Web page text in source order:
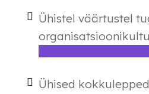
Ühistel väärtustel
Ühised